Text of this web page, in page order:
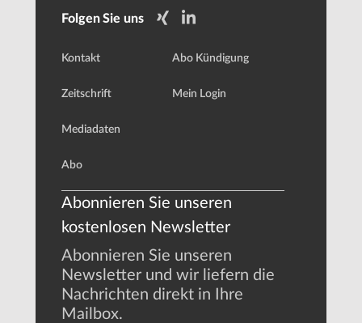
Folgen Sie uns
Kontakt
Zeitschrift
Mediadaten
Abo
Abo Kündigung
Mein Login
Abonnieren Sie unseren
kostenlosen Newsletter
Abonnieren Sie unseren
Newsletter und wir liefern die
Nachrichten direkt in Ihre
Mailbox.